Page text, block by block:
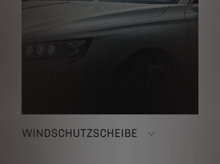
WINDSCHUTZSCHEIBE